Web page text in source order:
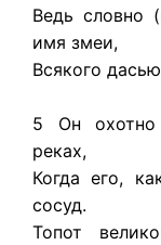
Ведь словно
имя змеи,
Всякого
5 Он
реках,
Когда его,
сосуд.
Топот